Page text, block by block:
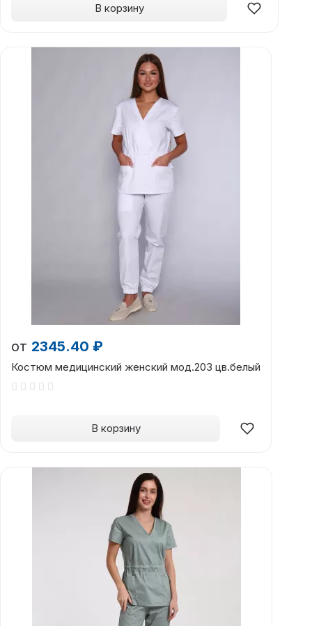
В корзину
от 2345.40 ₽
Костюм медицинский женский мод.203 цв.белый
В корзину